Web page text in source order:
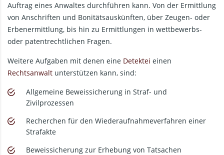
Auftrag eines Anwaltes durchführen kann. Von der Ermittlung
von Anschriften und Bonitätsauskünften, über Zeugen- oder
Erbenermittlung, bis hin zu Ermittlungen in wettbewerbs-
oder patentrechtlichen Fragen.
Weitere Aufgaben mit denen eine Detektei einen
Rechtsanwalt unterstützen kann, sind:
Allgemeine Beweissicherung in Straf- und
Zivilprozessen
Recherchen für den Wiederaufnahmeverfahren einer
Strafakte
Beweissicherung zur Erhebung von Tatsachen